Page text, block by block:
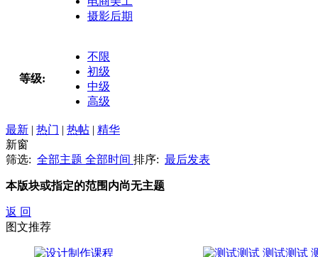
摄影后期
等级:
不限
初级
中级
高级
最新 | 热门 | 热帖 | 精华
新窗
筛选: 全部主题 全部时间 排序: 最后发表
本版块或指定的范围内尚无主题
返 回
图文推荐